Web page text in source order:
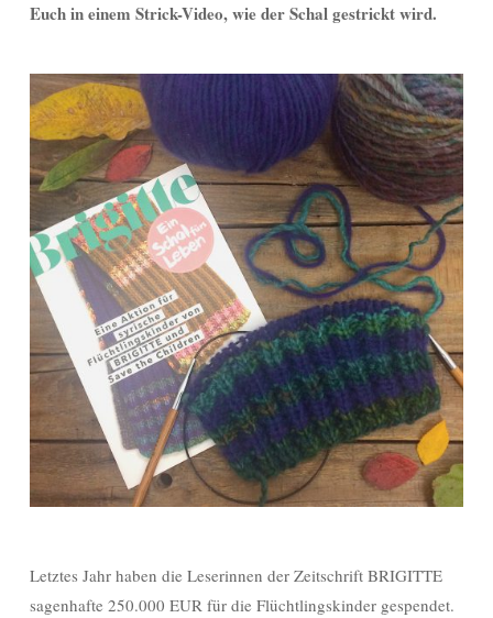
Euch in einem Strick-Video, wie der Schal gestrickt wird.
Letztes Jahr haben die Leserinnen der Zeitschrift BRIGITTE
sagenhafte 250.000 EUR für die Flüchtlingskinder gespendet.